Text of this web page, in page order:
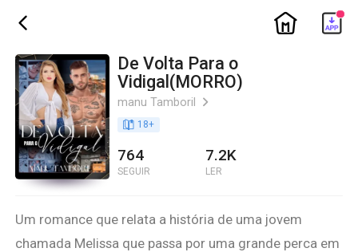
ic_back ic_home
De Volta Para o
Vidigal(MORRO)
manu Tamboril ic_arrow_right
book_age 18+
764
SEGUIR
7.2K
LER
Um romance que relata a história de uma jovem
chamada Melissa que passa por uma grande perca em